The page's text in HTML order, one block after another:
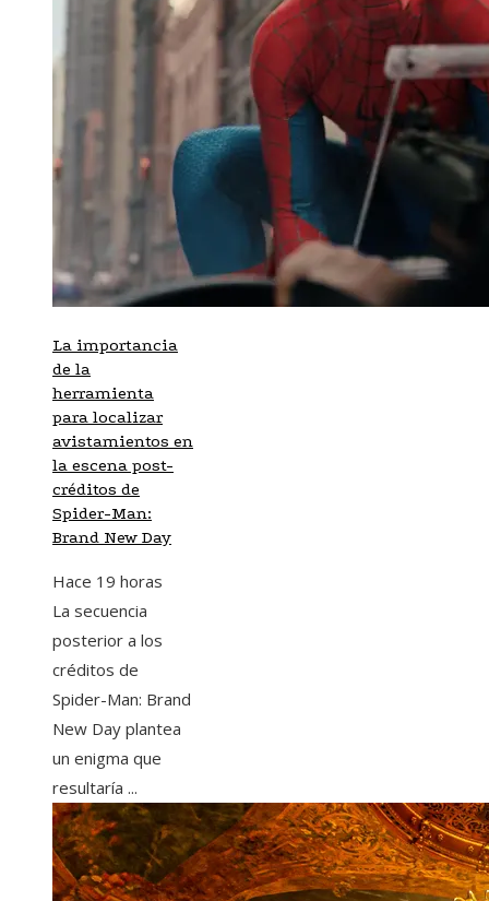
La importancia
de la
herramienta
para localizar
avistamientos en
la escena post-
créditos de
Spider-Man:
Brand New Day
Hace 19 horas
La secuencia
posterior a los
créditos de
Spider-Man: Brand
New Day plantea
un enigma que
resultaría ...